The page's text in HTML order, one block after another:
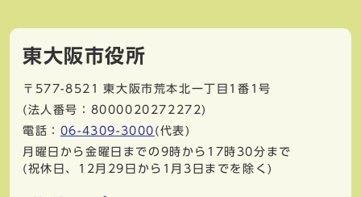
東大阪市役所
〒577-8521
東大阪市荒本北一丁目1番1号
(法人番号：8000020272272)
電話： 06-4309-3000 (代表)
月曜日から金曜日までの9時から17時30分まで
(祝休日、12月29日から1月3日までを除く)